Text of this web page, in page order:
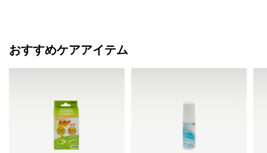
おすすめケアアイテム